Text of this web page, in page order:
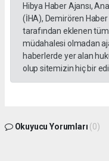
Hibya Haber Ajansı,
(İHA), Demirören
tarafından eklenen
müdahalesi olmadan
haberlerde yer alan
olup sitemizin hiç bir
Okuyucu Yorumları (0)